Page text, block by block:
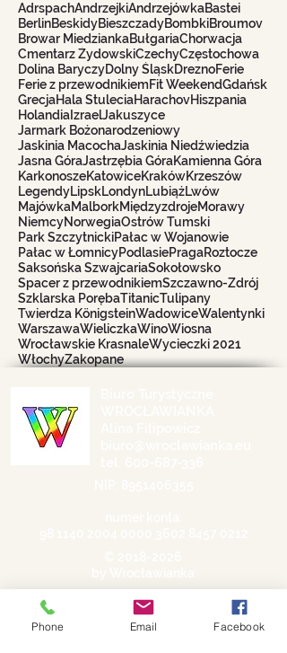
AdrspachAndrzejkiAndrzejówkaBastei
BerlinBeskidyBieszczadyBombkiBroumov
Browar MiedziankaBułgariaChorwacja
Cmentarz ŻydowskiCzechyCzęstochowa
Dolina BaryczyDolny ŚląskDreznoFerie
Ferie z przewodnikiemFit WeekendGdańsk
GrecjaHala StuleciaHarachovHiszpania
Holandia IzraelJakuszyce
Jarmark Bożonarodzeniowy
Jaskinia MacochaJaskinia Niedźwiedzia
Jasna GóraJastrzębia GóraKamienna Góra
KarkonoszeKatowiceKrakówKrzeszów
LegendyLipskLondynLubiążLwów
MajówkaMalborkMiędzyzdrojeMorawy
NiemcyNorwegiaOstrów Tumski
Park SzczytnickiPałac w Wojanowie
Pałac w ŁomnicyPodlasiePragaRoztocze
Saksońska SzwajcariaSokołowsko
Spacer z przewodnikiemSzczawno-Zdrój
Szklarska PorębaTitanicTulipany
Twierdza KönigsteinWadowiceWalentynki
WarszawaWieliczkaWinoWiosna
Wrocławskie KrasnaleWycieczki 2021
WłochyZakopane
Polityka prywatności
Phone Email Facebook